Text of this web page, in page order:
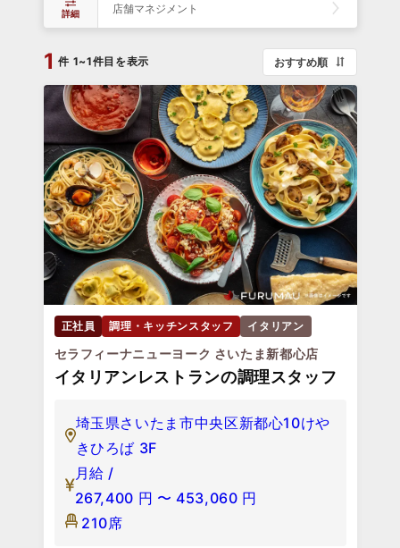
詳細 店舗マネジメント
1 件 1~1件目を表示 おすすめ順
正社員 調理・キッチンスタッフ イタリアン
セラフィーナニューヨーク さいたま新都心店
イタリアンレストランの調理スタッフ
埼玉県さいたま市中央区新都心10けや
きひろば 3F
月給 /
267,400 円 〜 453,060 円
210席